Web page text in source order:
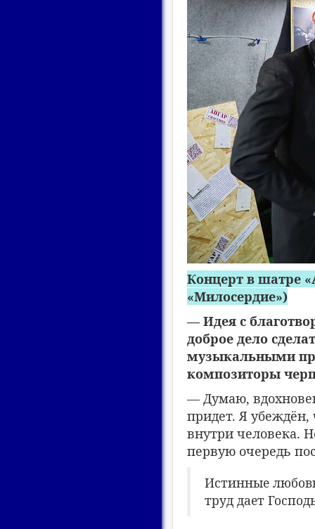
Концерт в шатре
«Милосердие»)
— Идея с
доброе дело
музыкальными
композиторы
— Думаю,
придет. Я убеждён,
внутри человека.
первую очередь
Истинные
труд дает